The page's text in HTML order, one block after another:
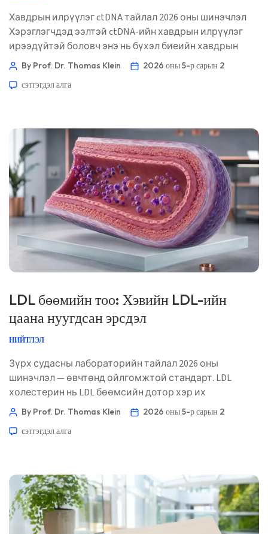
Хавдрын илрүүлэг ctDNA тайлал 2026 оны шинэчлэл
Хэрэглэгчдэд ээлтэй ctDNA-ийн хавдрын илрүүлэг
ирээдүйтэй боловч энэ нь бүхэл биеийн хавдрын
хариулт биш. Хамгийн аюулгүй тайлбар нь хэв маягт
хийх зорилт, мөн эдийн баталгаажуулалт
Анагаах ухаанаар хянасан: 2026 оны 5-р сарын 2 […]
By Prof. Dr. Thomas Klein
2026 оны 5-р сарын 2
сэтгэгдэл алга
LDL бөөмийн тоо: Хэвийн LDL-ийн
цаана нуугдсан эрсдэл
НИЙТЛЭЛ
Зүрх судасны лабораторийн тайлал 2026 оны
шинэчлэл — өвчтөнд ойлгомжтой стандарт. LDL
холестерин нь LDL бөөмсийн дотор хэр их
холестерин агуулагдаж байгааг хэмждэг. Бөөмийн
“тээврийн хэрэгсэл” зам дээр хэр олон байгааг
Нийтэлсэн: 2026 оны 5-р сарын 1 🩺 Эмнэлзүйн хувьд
хянасан: 2026 оны 5-р сарын 1 ✅ Баримтад суурилсан
Энэ […]
By Prof. Dr. Thomas Klein
2026 оны 5-р сарын 2
сэтгэгдэл алга